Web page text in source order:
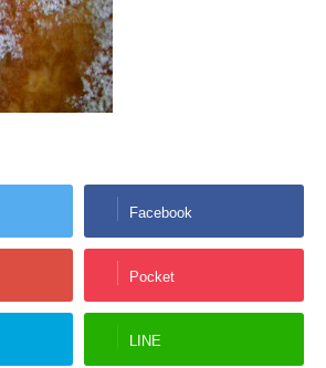
Facebook
Pocket
LINE